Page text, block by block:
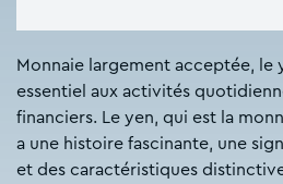
Monnaie largement acceptée, le
essentiel aux activités
financiers. Le yen, qui est la
a une histoire fascinante, une
et des caractéristiques